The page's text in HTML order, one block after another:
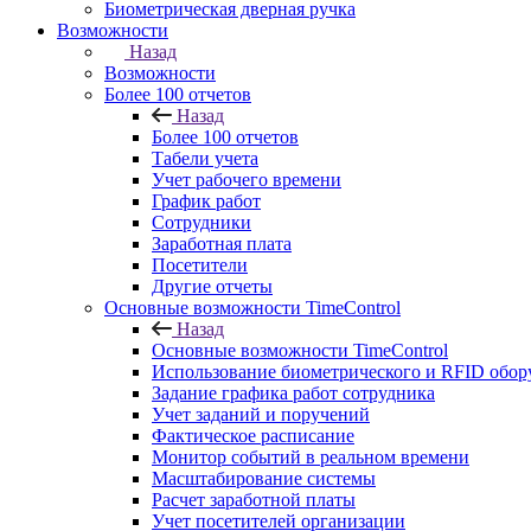
Биометрическая дверная ручка
Возможности
Назад
Возможности
Более 100 отчетов
Назад
Более 100 отчетов
Табели учета
Учет рабочего времени
График работ
Сотрудники
Заработная плата
Посетители
Другие отчеты
Основные возможности TimeControl
Назад
Основные возможности TimeControl
Использование биометрического и RFID
Задание графика работ сотрудника
Учет заданий и поручений
Фактическое расписание
Монитор событий в реальном времени
Масштабирование системы
Расчет заработной платы
Учет посетителей организации